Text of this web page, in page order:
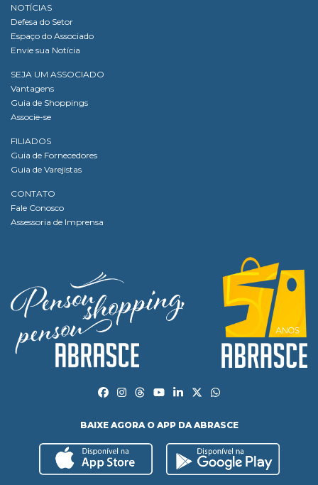
NOTÍCIAS
Defesa do Setor
Espaço do Associado
Envie sua Notícia
SEJA UM ASSOCIADO
Vantagens
Guia de Shoppings
Associe-se
FILIADOS
Guia de Fornecedores
Guia de Varejistas
CONTATO
Fale Conosco
Assessoria de Imprensa
BAIXE AGORA O APP DA ABRASCE